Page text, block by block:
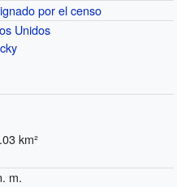
por el censo
Unidos
km²
m.